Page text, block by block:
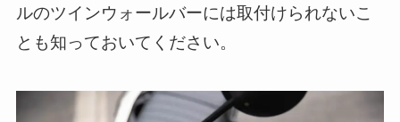
ルのツインウォールバーには取付けられないこ
とも知っておいてください。